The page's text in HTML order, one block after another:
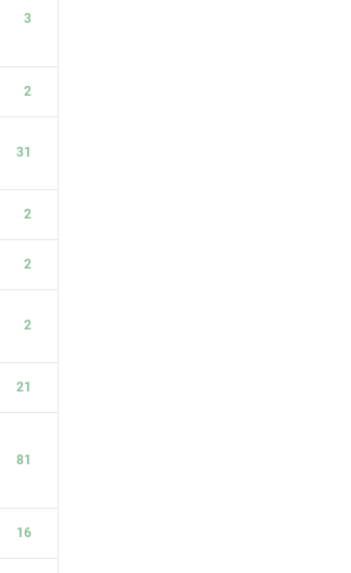
3
2
31
2
2
2
21
81
16